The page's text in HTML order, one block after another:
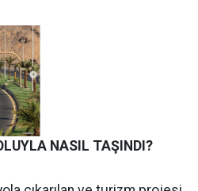
NASIL TAŞINDI?